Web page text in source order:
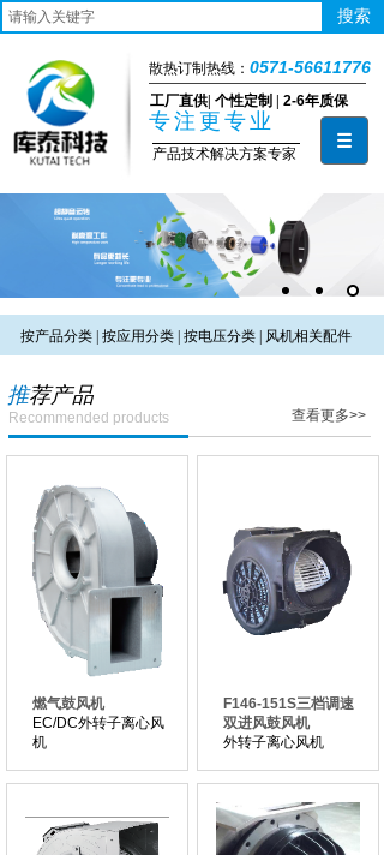
搜索
散热订制热线： 0571-56611776
工厂直供 个性定制 2-6年质保
专注更专业
产品技术解决方案专家
按产品分类 按应用分类 按电压分类 风机相关配件
推荐产品
查看更多>>
Recommended products
燃气鼓风机
EC/DC外转子离心风
机
F146-151S三档调速
双进风鼓风机
外转子离心风机